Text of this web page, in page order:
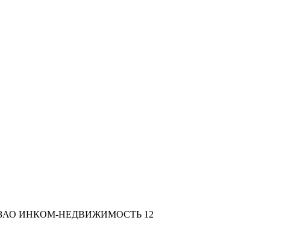
ЗАО ИНКОМ-НЕДВИЖИМОСТЬ 12